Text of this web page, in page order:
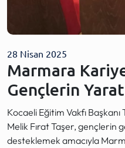
28 Nisan 2025
Marmara
Gençlerin
Kocaeli Eğitim Vakfı
Melik Fırat Taşer, gençlerin
desteklemek amacıyla